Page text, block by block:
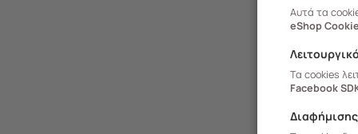
Αυτά τα
eShop
Τα cookies
Facebook
Διαφήμισης